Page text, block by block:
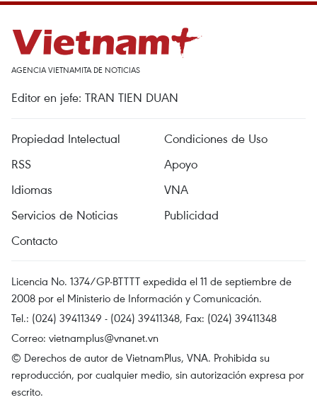
AGENCIA VIETNAMITA DE NOTICIAS
Editor en jefe: TRAN TIEN DUAN
Propiedad Intelectual
Condiciones de Uso
RSS
Apoyo
Idiomas
VNA
Servicios de Noticias
Publicidad
Contacto
Licencia No. 1374/GP-BTTTT expedida el 11 de septiembre de
2008 por el Ministerio de Información y Comunicación.
Tel.: (024) 39411349 - (024) 39411348, Fax: (024) 39411348
Correo: vietnamplus@vnanet.vn
© Derechos de autor de VietnamPlus, VNA. Prohibida su
reproducción, por cualquier medio, sin autorización expresa por
escrito.